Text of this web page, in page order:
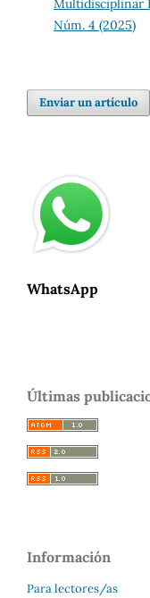
Multidisciplinar
Núm. 4 (2025)
Enviar un artículo
WhatsApp
Últimas
Información
Para lectores/as